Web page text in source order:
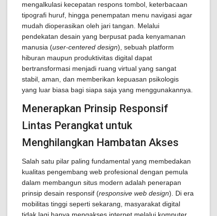
mengalkulasi kecepatan respons tombol, keterbacaan
tipografi huruf, hingga penempatan menu navigasi agar
mudah dioperasikan oleh jari tangan. Melalui
pendekatan desain yang berpusat pada kenyamanan
manusia (user-centered design), sebuah platform
hiburan maupun produktivitas digital dapat
bertransformasi menjadi ruang virtual yang sangat
stabil, aman, dan memberikan kepuasan psikologis
yang luar biasa bagi siapa saja yang menggunakannya.
Menerapkan Prinsip Responsif
Lintas Perangkat untuk
Menghilangkan Hambatan Akses
Salah satu pilar paling fundamental yang membedakan
kualitas pengembang web profesional dengan pemula
dalam membangun situs modern adalah penerapan
prinsip desain responsif (responsive web design). Di era
mobilitas tinggi seperti sekarang, masyarakat digital